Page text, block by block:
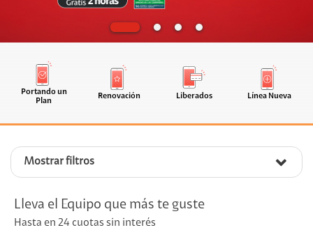
Portando un
Plan
Renovación Liberados Línea Nueva
Mostrar filtros
Lleva el Equipo que más te guste
Hasta en 24 cuotas sin interés